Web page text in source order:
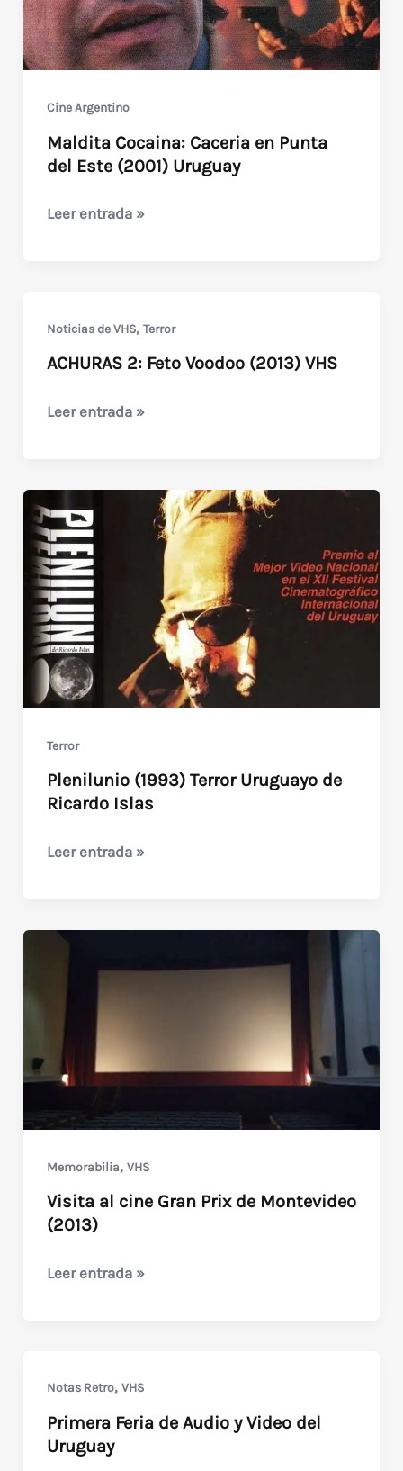
los
Videos
(2017)
Cine Argentino
Maldita Cocaina: Caceria en Punta
del Este (2001) Uruguay
Maldita
del
Este
Uruguay
Leer entrada »
Noticias de VHS, Terror
ACHURAS 2: Feto Voodoo (2013) VHS
ACHURAS
Voodoo
(2013)
VHS
Leer entrada »
Terror
Plenilunio (1993) Terror Uruguayo de
Ricardo Islas
Plenilunio
Uruguayo
Leer entrada »
Memorabilia, VHS
Visita al cine Gran Prix de Montevideo
(2013)
Visita
de
Montevideo
(2013)
Leer entrada »
Notas Retro, VHS
Primera Feria de Audio y Video del
Uruguay